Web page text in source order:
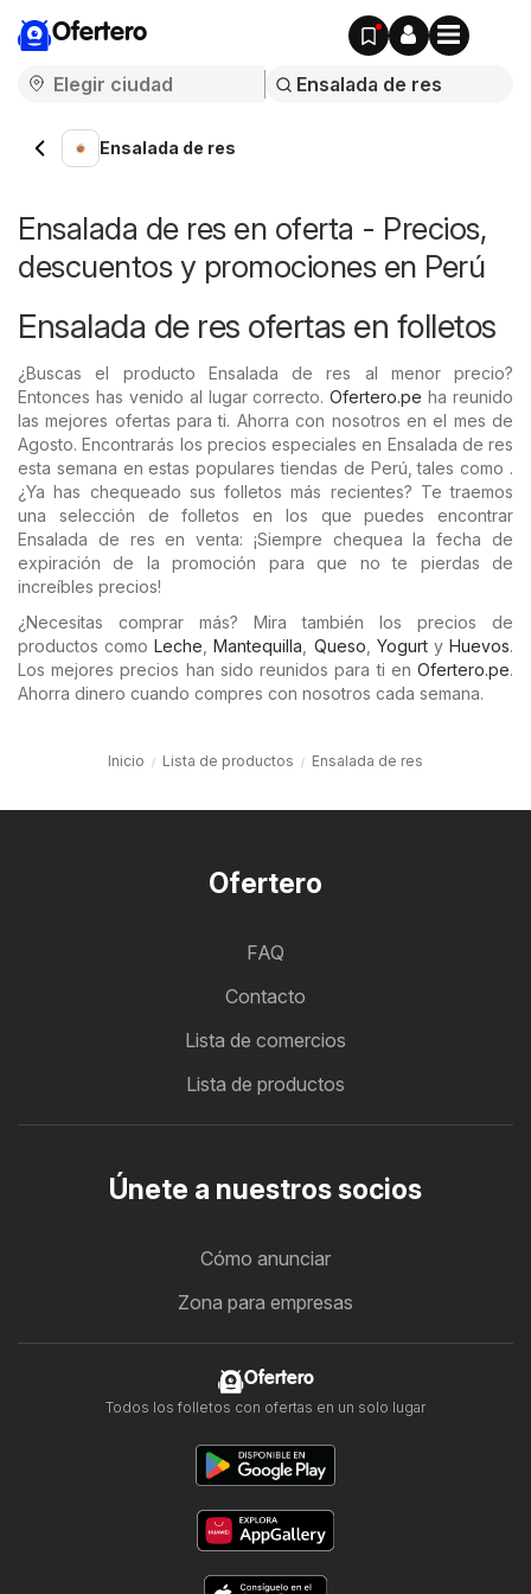
Ofertero
Ensalada de res
Ensalada de res en oferta - Precios,
descuentos y promociones en Perú
Ensalada de res ofertas en folletos
¿Buscas el producto Ensalada de res al menor precio?
Entonces has venido al lugar correcto.Ofertero.pe ha reunido
las mejores ofertas para ti. Ahorra con nosotros en el mes de
Agosto. Encontrarás los precios especiales en Ensalada de res
esta semana en estas populares tiendas de Perú, tales como .
¿Ya has chequeado sus folletos más recientes? Te traemos
una selección de folletos en los que puedes encontrar
Ensalada de res en venta: ¡Siempre chequea la fecha de
expiración de la promoción para que no te pierdas de
increíbles precios!
¿Necesitas comprar más? Mira también los precios de
productos comoLeche ,Mantequilla Queso YogurtyHuevos.
Los mejores precios han sido reunidos para ti en Ofertero.pe.
Ahorra dinero cuando compres con nosotros cada semana.
Inicio Lista de productos Ensalada de res
Ofertero
FAQ
Contacto
Lista de comercios
Lista de productos
Únete a nuestros socios
Cómo anunciar
Zona para empresas
Ofertero
Todos los folletos con ofertas en un solo lugar